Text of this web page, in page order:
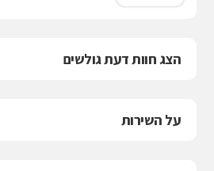
הצג חוות דעת גולשים
על השירות